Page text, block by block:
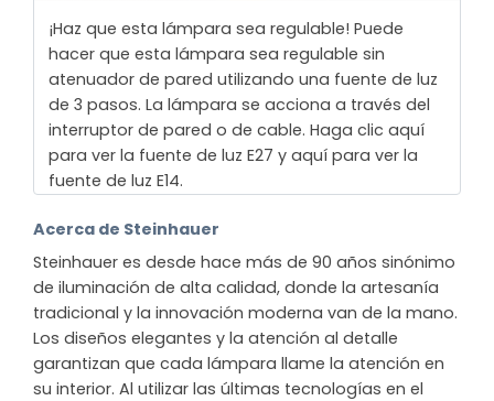
¡Haz que esta lámpara sea regulable! Puede
hacer que esta lámpara sea regulable sin
atenuador de pared utilizando una fuente de luz
de 3 pasos. La lámpara se acciona a través del
interruptor de pared o de cable. Haga clic aquí
para ver la fuente de luz E27 y aquí para ver la
fuente de luz E14.
Acerca de Steinhauer
Steinhauer es desde hace más de 90 años sinónimo
de iluminación de alta calidad, donde la artesanía
tradicional y la innovación moderna van de la mano.
Los diseños elegantes y la atención al detalle
garantizan que cada lámpara llame la atención en
su interior. Al utilizar las últimas tecnologías en el